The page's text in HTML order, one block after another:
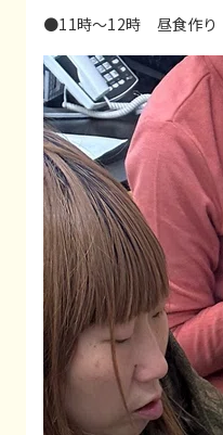
●11時〜12時 昼食作り